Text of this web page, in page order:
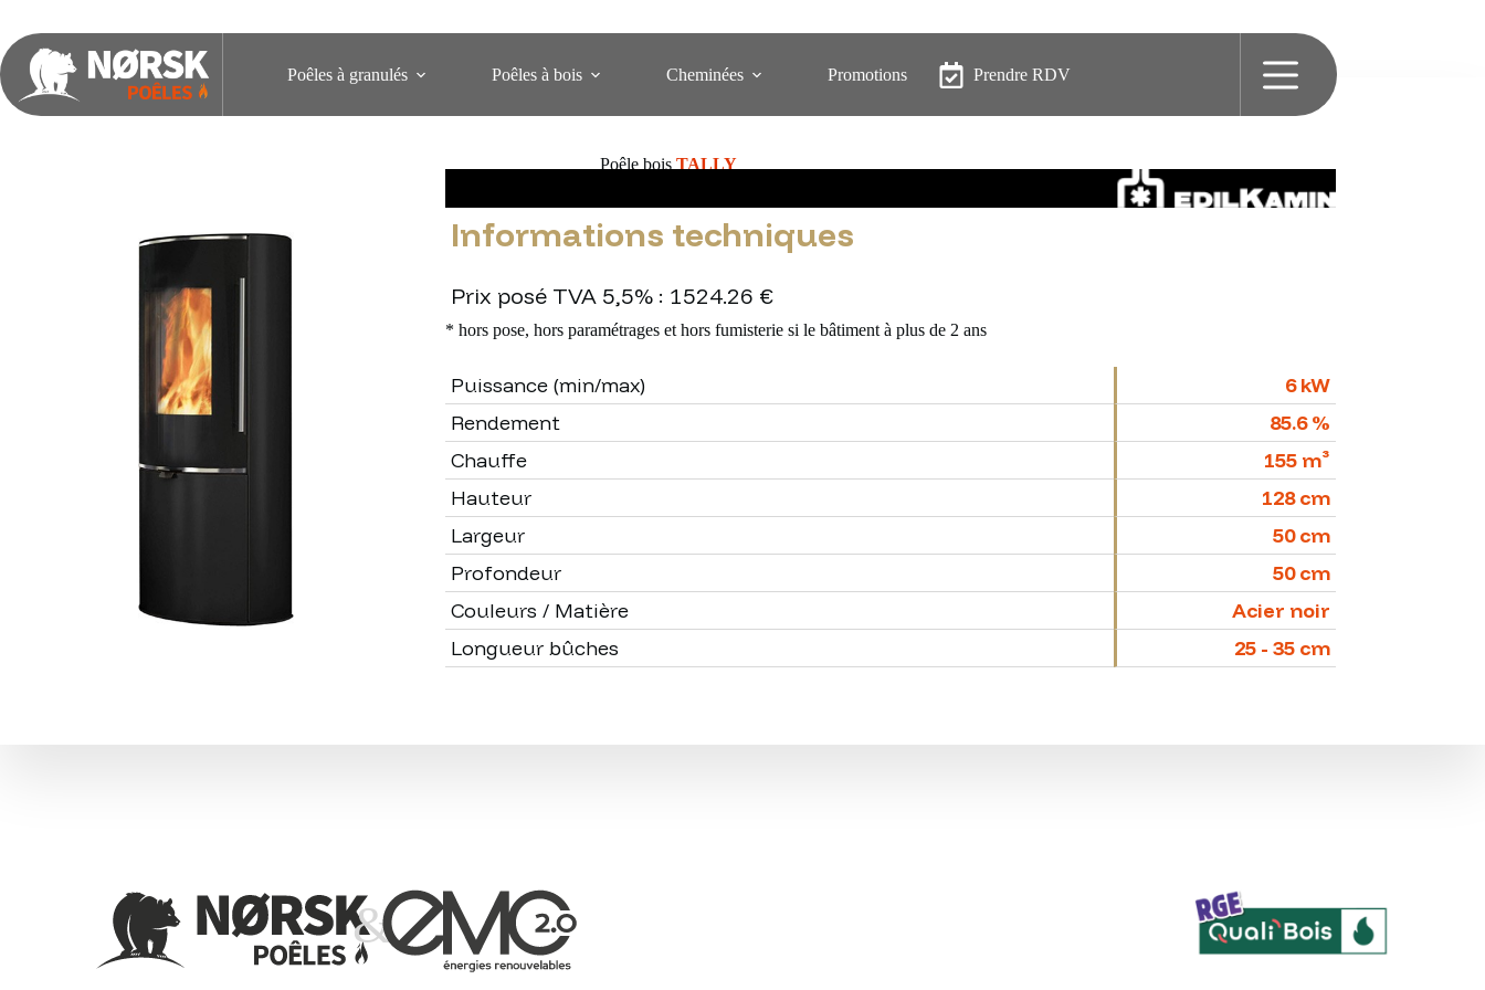
Poêles à granulés Poêles à bois Cheminées Promotions Prendre RDV
Poêle bois TALLY
Informations techniques
Prix posé TVA 5,5% : 1524.26 €
* hors pose, hors paramétrages et hors fumisterie si le bâtiment à plus de 2 ans
Puissance (min/max)
6 kW
Rendement
85.6 %
Chauffe
155 m³
Hauteur
128 cm
Largeur
50 cm
Profondeur
50 cm
Couleurs / Matière
Acier noir
Longueur bûches
25 - 35 cm